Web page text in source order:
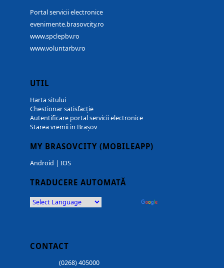
Portal servicii electronice
evenimente.brasovcity.ro
www.spclepbv.ro
www.voluntarbv.ro
UTIL
Harta sitului
Chestionar satisfacție
Autentificare portal servicii electronice
Starea vremii in Brașov
MY BRASOVCITY (MOBILEAPP)
Android | IOS
TRADUCERE AUTOMATĂ
CONTACT
(0268) 405000